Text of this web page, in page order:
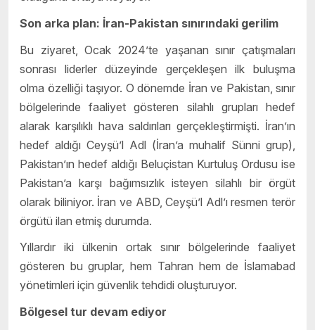
Son arka plan: İran-Pakistan sınırındaki gerilim
Bu ziyaret, Ocak 2024’te yaşanan sınır çatışmaları
sonrası liderler düzeyinde gerçekleşen ilk buluşma
olma özelliği taşıyor. O dönemde İran ve Pakistan, sınır
bölgelerinde faaliyet gösteren silahlı grupları hedef
alarak karşılıklı hava saldırıları gerçekleştirmişti. İran’ın
hedef aldığı Ceyşü’l Adl (İran’a muhalif Sünni grup),
Pakistan’ın hedef aldığı Beluçistan Kurtuluş Ordusu ise
Pakistan’a karşı bağımsızlık isteyen silahlı bir örgüt
olarak biliniyor. İran ve ABD, Ceyşü’l Adl’ı resmen terör
örgütü ilan etmiş durumda.
Yıllardır iki ülkenin ortak sınır bölgelerinde faaliyet
gösteren bu gruplar, hem Tahran hem de İslamabad
yönetimleri için güvenlik tehdidi oluşturuyor.
Bölgesel tur devam ediyor